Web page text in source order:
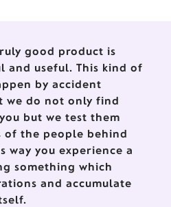
für
und
stehen.
good product is
and useful. This kind of
by accident
we do not only find
but we test them
the people behind
way you experience a
something which
and accumulate